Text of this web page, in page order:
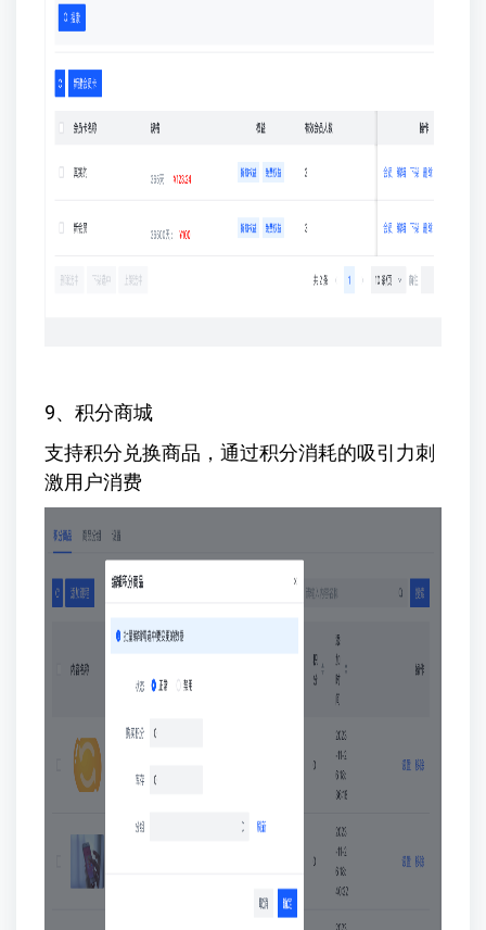
9、积分商城
支持积分兑换商品，通过积分消耗的吸引力刺
激用户消费